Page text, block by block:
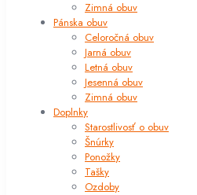
Zimná obuv
Pánska obuv
Celoročná obuv
Jarná obuv
Letná obuv
Jesenná obuv
Zimná obuv
Doplnky
Starostlivosť o obuv
Šnúrky
Ponožky
Tašky
Ozdoby